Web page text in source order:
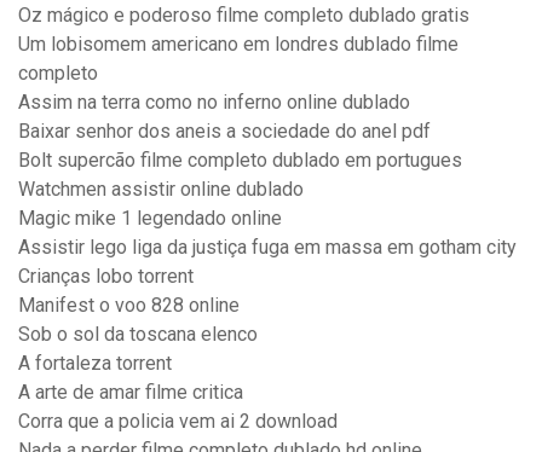
Oz mágico e poderoso filme completo dublado gratis
Um lobisomem americano em londres dublado filme
completo
Assim na terra como no inferno online dublado
Baixar senhor dos aneis a sociedade do anel pdf
Bolt supercão filme completo dublado em portugues
Watchmen assistir online dublado
Magic mike 1 legendado online
Assistir lego liga da justiça fuga em massa em gotham city
Crianças lobo torrent
Manifest o voo 828 online
Sob o sol da toscana elenco
A fortaleza torrent
A arte de amar filme critica
Corra que a policia vem ai 2 download